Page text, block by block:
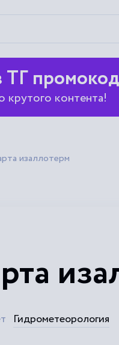
ТГ
контента!
изаллотерм
Гидрометеорология